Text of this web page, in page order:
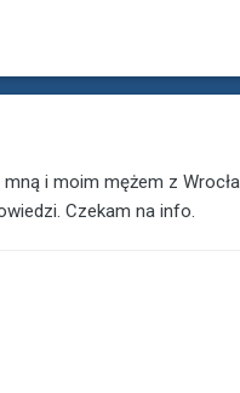
i moim mężem z
Czekam na info.